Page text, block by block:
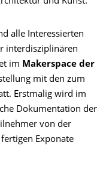
alle Interessierten
interdisziplinären
im Makerspace der
mit den zum
Erstmalig wird im
Dokumentation der
von der
Exponate